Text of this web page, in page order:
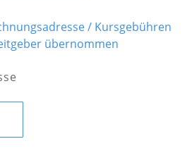
/ Kursgebühren
übernommen